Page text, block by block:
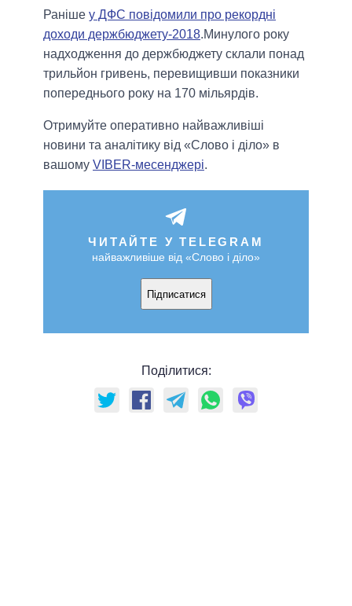
Раніше у ДФС повідомили про рекордні
доходи держбюджету-2018.Минулого року
надходження до держбюджету склали понад
трильйон гривень, перевищивши показники
попереднього року на 170 мільярдів.
Отримуйте оперативно найважливіші
новини та аналітику від «Слово і діло» в
вашому VIBER-месенджері.
ЧИТАЙТЕ У TELEGRAM
найважливіше від «Слово і діло»
Підписатися
Поділитися: